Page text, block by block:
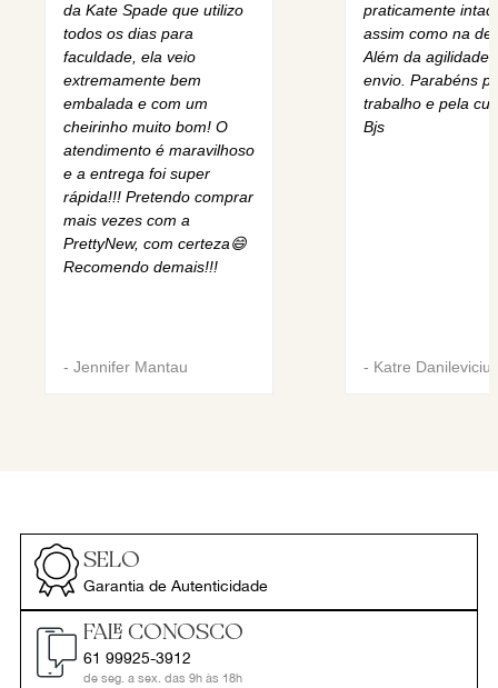
da Kate Spade que utilizo
todos os dias para
faculdade, ela veio
extremamente bem
embalada e com um
cheirinho muito bom! O
atendimento é maravilhoso
e a entrega foi super
rápida!!! Pretendo comprar
mais vezes com a
PrettyNew, com certeza😄
Recomendo demais!!!
- Jennifer Mantau
praticamente
assim como na
Além da agilidade
envio. Parabéns
trabalho e pela
Bjs
- Katre Danilevicius
SELO
Garantia de Autenticidade
FALE CONOSCO
61 99925-3912
de seg. a sex. das 9h às 18h